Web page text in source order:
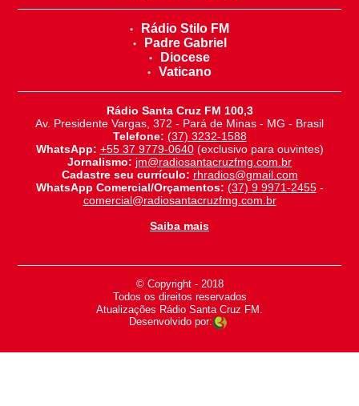
Rádio Stilo FM
Padre Gabriel
Diocese
Vaticano
Rádio Santa Cruz FM 100,3
Av. Presidente Vargas, 372 - Pará de Minas - MG - Brasil
Telefone: (37) 3232-1588
WhatsApp: +55 37 9779-0640(exclusivo para ouvintes)
Jornalismo: jm@radiosantacruzfmg.com.br
Cadastre seu currículo: rhradios@gmail.com
WhatsApp Comercial/Orçamentos: (37) 9 9971-2455-
comercial@radiosantacruzfmg.com.br
Saiba mais
© Copyright - 2018
-
Todos os direitos reservados
-
Atualizações Rádio Santa Cruz FM.
Desenvolvido por: